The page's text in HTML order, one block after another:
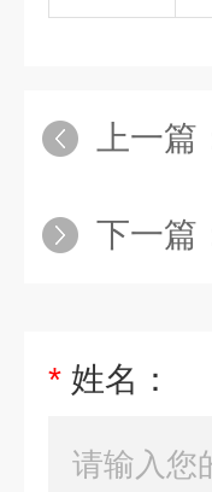
上一篇
下一篇
* 姓名：